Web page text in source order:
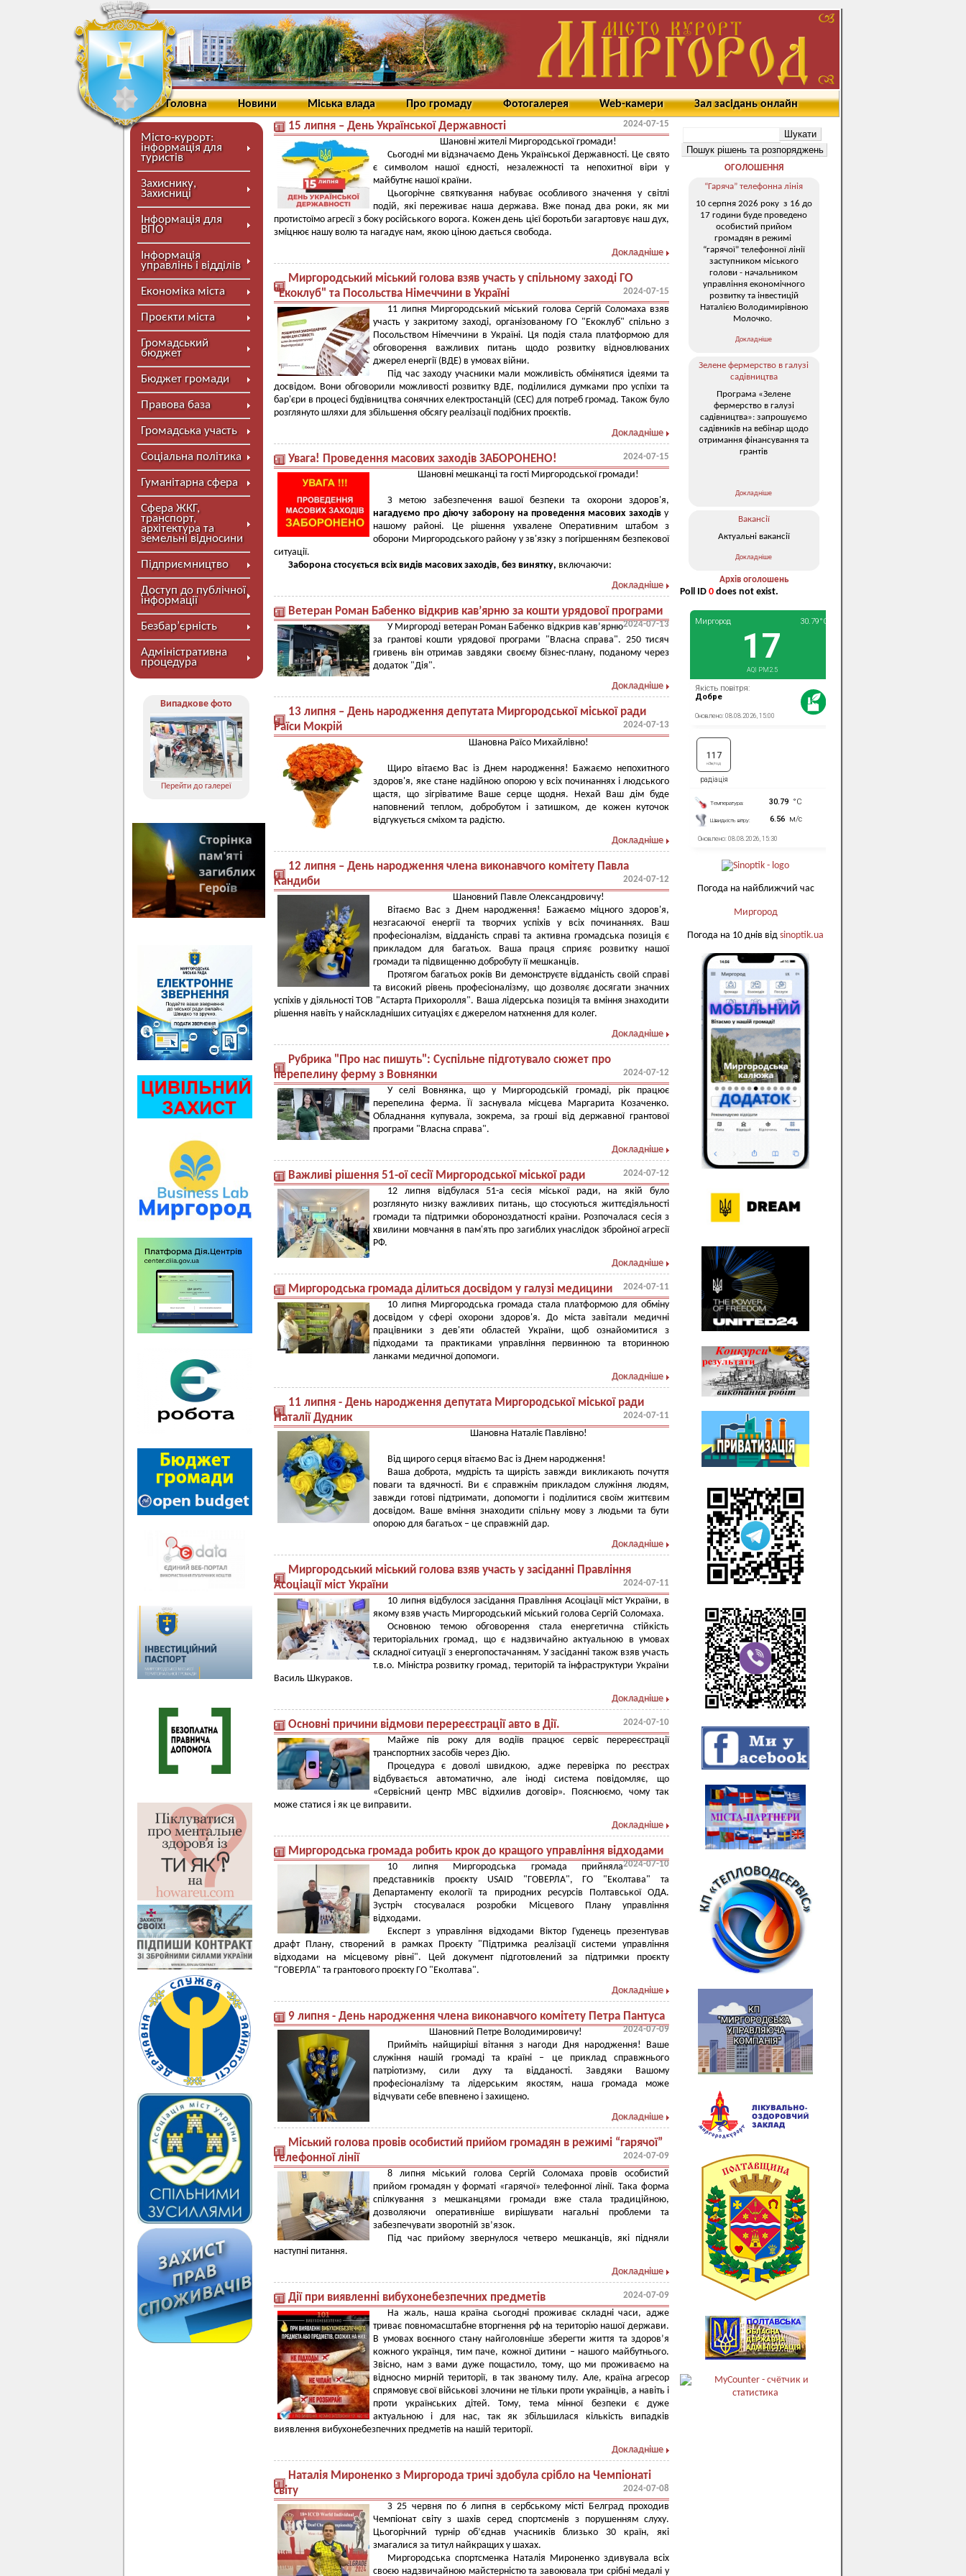
Головна Новини Міська влада Про громаду Фотогалерея Web-камери Зал засідань онлайн
Місто-курорт:
інформація для
туристів
Захиснику,
Захисниці
Інформація для
ВПО
Інформація
управлінь і відділів
Економіка міста
Проєкти міста
Громадський
бюджет
Бюджет громади
Правова база
Громадська участь
Соціальна політика
Гуманітарна сфера
Сфера ЖКГ,
транспорт,
архітектура та
земельні відносини
Підприємництво
Доступ до публічної
інформації
Безбар’єрність
Адміністративна
процедура
Випадкове фото
Перейти до галереї
15 липня – День Української Державності 2024-07-15
Шановні жителі Миргородської громади!
Сьогодні ми відзначаємо День Української Державності. Це свято
є символом нашої єдності, незалежності та непохитної віри у
майбутнє нашої країни.
Цьогорічне святкування набуває особливого значення у світлі
подій, які переживає наша держава. Вже понад два роки, як ми
протистоїмо агресії з боку російського ворога. Кожен день цієї боротьби загартовує наш дух,
зміцнює нашу волю та нагадує нам, якою ціною дається свобода.
Докладніше
Миргородський міський голова взяв участь у спільному заході ГО
"Екоклуб" та Посольства Німеччини в Україні
2024-07-15
11 липня Миргородський міський голова Сергій Соломаха взяв
участь у закритому заході, організованому ГО "Екоклуб" спільно з
Посольством Німеччини в Україні. Ця подія стала платформою для
обговорення важливих питань щодо розвитку відновлюваних
джерел енергії (ВДЕ) в умовах війни.
Під час заходу учасники мали можливість обмінятися ідеями та
досвідом. Вони обговорили можливості розвитку ВДЕ, поділилися думками про успіхи та
бар'єри в процесі будівництва сонячних електростанцій (СЕС) для потреб громад. Також було
розглянуто шляхи для збільшення обсягу реалізації подібних проєктів.
Докладніше
Увага! Проведення масових заходів ЗАБОРОНЕНО! 2024-07-15
Шановні мешканці та гості Миргородської громади!
З метою забезпечення вашої безпеки та охорони здоров'я,
нагадуємо про діючу заборону на проведення масових заходіву
нашому районі. Це рішення ухвалене Оперативним штабом з
оборони Миргородського району у зв'язку з погіршенням безпекової
ситуації.
Заборона стосується всіх видів масових заходів, без винятку, включаючи:
Докладніше
Ветеран Роман Бабенко відкрив кав’ярню за кошти урядової програми
2024-07-13
У Миргороді ветеран Роман Бабенко відкрив кав’ярню
за грантові кошти урядової програми "Власна справа". 250 тисяч
гривень він отримав завдяки своєму бізнес-плану, поданому через
додаток "Дія".
Докладніше
13 липня – День народження депутата Миргородської міської ради
Раїси Мокрій
2024-07-13
Шановна Раїсо Михайлівно!
Щиро вітаємо Вас із Днем народження! Бажаємо непохитного
здоров'я, яке стане надійною опорою у всіх починаннях і людського
щастя, що зігріватиме Ваше серце щодня. Нехай Ваш дім буде
наповнений теплом, добробутом і затишком, де кожен куточок
відгукується сміхом та радістю.
Докладніше
12 липня – День народження члена виконавчого комітету Павла
Кандиби
2024-07-12
Шановний Павле Олександровичу!
Вітаємо Вас з Днем народження! Бажаємо міцного здоров'я,
незгасаючої енергії та творчих успіхів у всіх починаннях. Ваш
професіоналізм, відданість справі та активна громадська позиція є
прикладом для багатьох. Ваша праця сприяє розвитку нашої
громади та підвищенню добробуту її мешканців.
Протягом багатьох років Ви демонструєте відданість своїй справі
та високий рівень професіоналізму, що дозволяє досягати значних
успіхів у діяльності ТОВ "Астарта Прихоролля". Ваша лідерська позиція та вміння знаходити
рішення навіть у найскладніших ситуаціях є джерелом натхнення для колег.
Докладніше
Рубрика "Про нас пишуть": Суспільне підготувало сюжет про
перепелину ферму з Вовнянки
2024-07-12
У селі Вовнянка, що у Миргородській громаді, рік працює
перепелина ферма. Її заснувала місцева Маргарита Козаченко.
Обладнання купувала, зокрема, за гроші від державної грантової
програми "Власна справа".
Докладніше
Важливі рішення 51-ої сесії Миргородської міської ради 2024-07-12
12 липня відбулася 51-а сесія міської ради, на якій було
розглянуто низку важливих питань, що стосуються життєдіяльності
громади та підтримки обороноздатності країни. Розпочалася сесія з
хвилини мовчання в пам'ять про загиблих унаслідок збройної агресії
РФ.
Докладніше
Миргородська громада ділиться досвідом у галузі медицини 2024-07-11
10 липня Миргородська громада стала платформою для обміну
досвідом у сфері охорони здоров'я. До міста завітали медичні
працівники з дев'яти областей України, щоб ознайомитися з
підходами та практиками управління первинною та вторинною
ланками медичної допомоги.
Докладніше
11 липня - День народження депутата Миргородської міської ради
Наталії Дудник
2024-07-11
Шановна Наталіє Павлівно!
Від щирого серця вітаємо Вас із Днем народження!
Ваша доброта, мудрість та щирість завжди викликають почуття
поваги та вдячності. Ви є справжнім прикладом служіння людям,
завжди готові підтримати, допомогти і поділитися своїм життєвим
досвідом. Ваше вміння знаходити спільну мову з людьми та бути
опорою для багатьох – це справжній дар.
Докладніше
Миргородський міський голова взяв участь у засіданні Правління
Асоціації міст України
2024-07-11
10 липня відбулося засідання Правління Асоціації міст України, в
якому взяв участь Миргородський міський голова Сергій Соломаха.
Основною темою обговорення стала енергетична стійкість
територіальних громад, що є надзвичайно актуальною в умовах
складної ситуації з енергопостачанням. У засіданні також взяв участь
т.в.о. Міністра розвитку громад, територій та інфраструктури України
Василь Шкураков.
Докладніше
Основні причини відмови перереєстрації авто в Дії. 2024-07-10
Майже пів року для водіїв працює сервіс перереєстрації
транспортних засобів через Дію.
Процедура є доволі швидкою, адже перевірка по реєстрах
відбувається автоматично, але іноді система повідомляє, що
«Сервісний центр МВС відхилив договір». Пояснюємо, чому так
може статися і як це виправити.
Докладніше
Миргородська громада робить крок до кращого управління відходами
2024-07-10
10 липня Миргородська громада прийняла
представників проєкту USAID "ГОВЕРЛА", ГО "Еколтава" та
Департаменту екології та природних ресурсів Полтавської ОДА.
Зустріч стосувалася розробки Місцевого Плану управління
відходами.
Експерт з управління відходами Віктор Гуденець презентував
драфт Плану, створений в рамках Проєкту "Підтримка реалізації системи управління
відходами на місцевому рівні". Цей документ підготовлений за підтримки проєкту
"ГОВЕРЛА" та грантового проєкту ГО "Еколтава".
Докладніше
9 липня - День народження члена виконавчого комітету Петра Пантуса
2024-07-09
Шановний Петре Володимировичу!
Прийміть найщиріші вітання з нагоди Дня народження! Ваше
служіння нашій громаді та країні – це приклад справжнього
патріотизму, сили духу та відданості. Завдяки Вашому
професіоналізму та лідерським якостям, наша громада може
відчувати себе впевнено і захищено.
Докладніше
Міський голова провів особистий прийом громадян в режимі “гарячої”
телефонної лінії
2024-07-09
8 липня міський голова Сергій Соломаха провів особистий
прийом громадян у форматі «гарячої» телефонної лінії. Така форма
спілкування з мешканцями громади вже стала традиційною,
дозволяючи оперативніше вирішувати нагальні проблеми та
забезпечувати зворотній зв’язок.
Під час прийому звернулося четверо мешканців, які підняли
наступні питання.
Докладніше
Дії при виявленні вибухонебезпечних предметів 2024-07-09
На жаль, наша країна сьогодні проживає складні часи, адже
триває повномасштабне вторгнення рф на територію нашої держави.
В умовах воєнного стану найголовніше зберегти життя та здоров’я
кожного українця, тим паче, кожної дитини – нашого майбутнього.
Звісно, нам з вами дуже пощастило, тому, що ми проживаємо на
відносно мирній території, в так званому тилу. Але, країна агресор
спрямовує свої військові злочини не тільки проти українців, а навіть і
проти українських дітей. Тому, тема мінної безпеки є дуже
актуальною і для нас, так як збільшилася кількість випадків
виявлення вибухонебезпечних предметів на нашій території.
Докладніше
Наталія Мироненко з Миргорода тричі здобула срібло на Чемпіонаті
світу
2024-07-08
З 25 червня по 6 липня в сербському місті Белград проходив
Чемпіонат світу з шахів серед спортсменів з порушенням слуху.
Цьогорічний турнір об’єднав учасників близько 30 країн, які
змагалися за титул найкращих у шахах.
Миргородська спортсменка Наталія Мироненко здивувала всіх
своєю надзвичайною майстерністю та завоювала три срібні медалі у
ОГОЛОШЕННЯ
“Гаряча” телефонна лінія
10 серпня 2026 року з 16 до
17 години буде проведено
особистий прийом
громадян в режимі
“гарячої” телефонної лінії
заступником міського
голови - начальником
управління економічного
розвитку та інвестицій
Наталією Володимирівною
Молочко.
Докладніше
Зелене фермерство в галузі
садівництва
Програма «Зелене
фермерство в галузі
садівництва»: запрошуємо
садівників на вебінар щодо
отримання фінансування та
грантів
Докладніше
Вакансії
Актуальні вакансії
Докладніше
Архів оголошень
Poll ID 0 does not exist.
Погода на найближчий час
Миргород
Погода на 10 днів від sinoptik.ua